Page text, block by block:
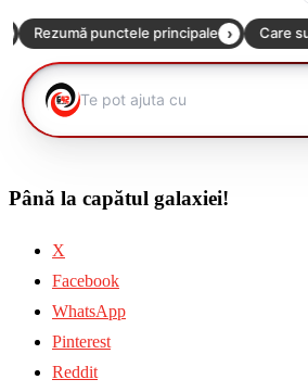
Până la capătul galaxiei!
X
Facebook
WhatsApp
Pinterest
Reddit